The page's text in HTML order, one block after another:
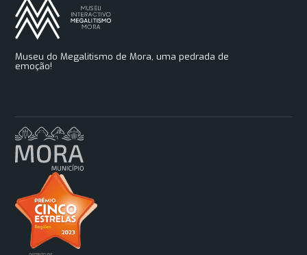
Museu do Megalitismo de Mora, uma pedrada de
emoção!